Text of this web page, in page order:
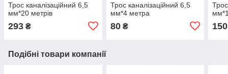
Трос каналізаційний 6,5
мм*20 метрів
293 ₴
Трос каналізаційний 6,5
мм*4 метра
80₴ 150
Подібні товари компанії